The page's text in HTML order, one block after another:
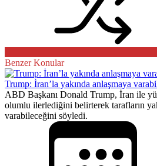
Benzer Konular
Trump: İran’la yakında anlaşmaya
ABD Başkanı Donald Trump, İran ile
olumlu ilerlediğini belirterek tarafların
varabileceğini söyledi.